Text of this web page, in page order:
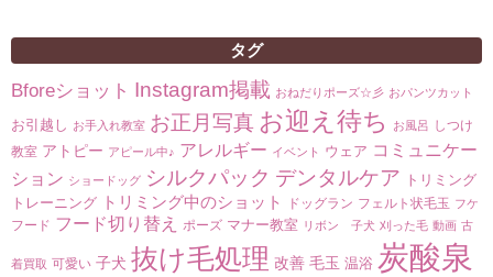
タグ
Bforeショット Instagram掲載 おねだりポーズ☆彡 おパンツカット
お引越し お手入れ教室 お正月写真 お迎え待ち お風呂 しつけ
教室 アトピー アピール中♪ アレルギー イベント ウェア コミュニケー
ション ショードッグ シルクパック デンタルケア
トリミング
トレーニング
トリミング中のショット ドッグラン フェルト状毛玉 フケ
フード フード切り替え ポーズ マナー教室 リボン 子犬 刈った毛 動画 古
着買取 可愛い 子犬 抜け毛処理 改善 毛玉 温浴 炭酸泉